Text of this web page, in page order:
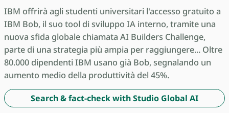
IBM offrirà agli studenti universitari l'accesso gratuito a
IBM Bob, il suo tool di sviluppo IA interno, tramite una
nuova sfida globale chiamata AI Builders Challenge,
parte di una strategia più ampia per raggiungere... Oltre
80.000 dipendenti IBM usano già Bob, segnalando un
aumento medio della produttività del 45%.
Search & fact-check with Studio Global AI